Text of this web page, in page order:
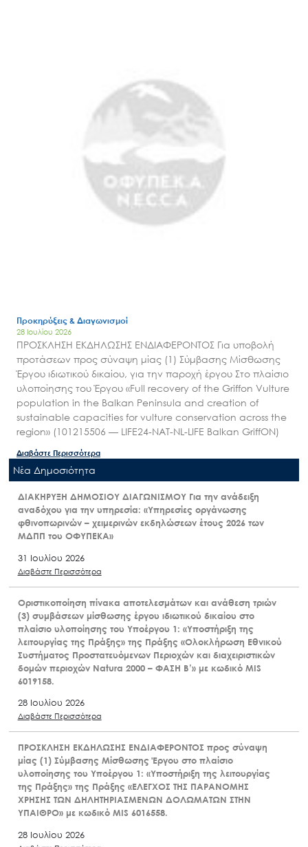
Προκηρύξεις & Διαγωνισμοί
28 Ιουλίου 2026
ΠΡΟΣΚΛΗΣΗ ΕΚΔΗΛΩΣΗΣ ΕΝΔΙΑΦΕΡΟΝΤΟΣ Για υποβολή
προτάσεων προς σύναψη μίας (1) Σύμβασης Μίσθωσης
Έργου ιδιωτικού δικαίου, για την παροχή έργου Στο πλαίσιο
υλοποίησης του Έργου «Full recovery of the Griffon Vulture
population in the Balkan Peninsula and creation of
sustainable capacities for vulture conservation across the
region» (101215506 — LIFE24-NAT-NL-LIFE Balkan GriffON)
Διαβάστε Περισσότερα
Nέα Δημοσιότητα
ΔΙΑΚΗΡΥΞΗ ΔΗΜΟΣΙΟΥ ΔΙΑΓΩΝΙΣΜΟΥ Για την ανάδειξη
αναδόχου για την υπηρεσία: «Υπηρεσίες οργάνωσης
φθινοπωρινών – χειμερινών εκδηλώσεων έτους 2026 των
ΜΔΠΠ του ΟΦΥΠΕΚΑ»
31 Ιουλίου 2026
Διαβάστε Περισσότερα
Οριστικοποίηση πίνακα αποτελεσμάτων και ανάθεση τριών
(3) συμβάσεων μίσθωσης έργου ιδιωτικού δικαίου στο
πλαίσιο υλοποίησης του Υποέργου 1: «Υποστήριξη της
λειτουργίας της Πράξης» της Πράξης «Ολοκλήρωση Εθνικού
Συστήματος Προστατευόμενων Περιοχών και διαχειριστικών
δομών περιοχών Natura 2000 – ΦΑΣΗ Β’» με κωδικό MIS
6019158.
28 Ιουλίου 2026
Διαβάστε Περισσότερα
ΠΡΟΣΚΛΗΣΗ ΕΚΔΗΛΩΣΗΣ ΕΝΔΙΑΦΕΡΟΝΤΟΣ προς σύναψη
μίας (1) Σύμβασης Μίσθωσης Έργου στο πλαίσιο
υλοποίησης του Υποέργου 1: «Υποστήριξη της λειτουργίας
της Πράξης» της Πράξης «ΕΛΕΓΧΟΣ ΤΗΣ ΠΑΡΑΝΟΜΗΣ
ΧΡΗΣΗΣ ΤΩΝ ΔΗΛΗΤΗΡΙΑΣΜΕΝΩΝ ΔΟΛΩΜΑΤΩΝ ΣΤΗΝ
ΥΠΑΙΘΡΟ» με κωδικό MIS 6016558.
28 Ιουλίου 2026